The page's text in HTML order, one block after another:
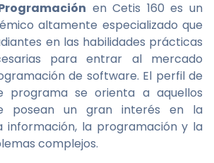
en Cetis 160 es un
altamente especializado que
en las habilidades prácticas
para entrar al mercado
de software. El perfil de
programa se orienta a aquellos
posean un gran interés en la
información, la programación y la
complejos.